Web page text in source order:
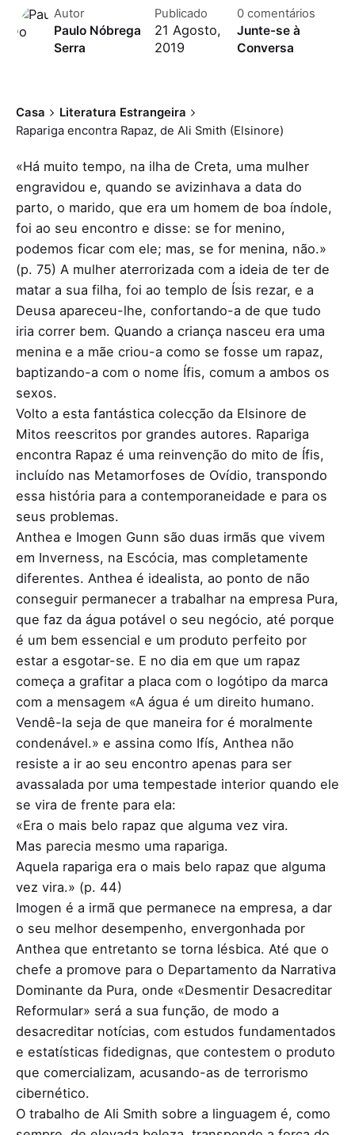
Autor
Paulo Nóbrega
Serra
Publicado
21 Agosto,
2019
0 comentários
Junte-se à
Conversa
Casa
Literatura Estrangeira
Rapariga encontra Rapaz, de Ali Smith (Elsinore)
«Há muito tempo, na ilha de Creta, uma mulher
engravidou e, quando se avizinhava a data do
parto, o marido, que era um homem de boa índole,
foi ao seu encontro e disse: se for menino,
podemos ficar com ele; mas, se for menina, não.»
(p. 75) A mulher aterrorizada com a ideia de ter de
matar a sua filha, foi ao templo de Ísis rezar, e a
Deusa apareceu-lhe, confortando-a de que tudo
iria correr bem. Quando a criança nasceu era uma
menina e a mãe criou-a como se fosse um rapaz,
baptizando-a com o nome Ífis, comum a ambos os
sexos.
Volto a esta fantástica colecção da Elsinore de
Mitos reescritos por grandes autores. Rapariga
encontra Rapaz é uma reinvenção do mito de Ífis,
incluído nas Metamorfoses de Ovídio, transpondo
essa história para a contemporaneidade e para os
seus problemas.
Anthea e Imogen Gunn são duas irmãs que vivem
em Inverness, na Escócia, mas completamente
diferentes. Anthea é idealista, ao ponto de não
conseguir permanecer a trabalhar na empresa Pura,
que faz da água potável o seu negócio, até porque
é um bem essencial e um produto perfeito por
estar a esgotar-se. E no dia em que um rapaz
começa a grafitar a placa com o logótipo da marca
com a mensagem «A água é um direito humano.
Vendê-la seja de que maneira for é moralmente
condenável.» e assina como Ifís, Anthea não
resiste a ir ao seu encontro apenas para ser
avassalada por uma tempestade interior quando ele
se vira de frente para ela:
«Era o mais belo rapaz que alguma vez vira.
Mas parecia mesmo uma rapariga.
Aquela rapariga era o mais belo rapaz que alguma
vez vira.» (p. 44)
Imogen é a irmã que permanece na empresa, a dar
o seu melhor desempenho, envergonhada por
Anthea que entretanto se torna lésbica. Até que o
chefe a promove para o Departamento da Narrativa
Dominante da Pura, onde «Desmentir Desacreditar
Reformular» será a sua função, de modo a
desacreditar notícias, com estudos fundamentados
e estatísticas fidedignas, que contestem o produto
que comercializam, acusando-as de terrorismo
cibernético.
O trabalho de Ali Smith sobre a linguagem é, como